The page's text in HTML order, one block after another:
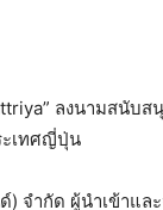
ลงนามสนับ
ะเทศญี่ปุ่น
จำกัด ผู้นำเข้าแ